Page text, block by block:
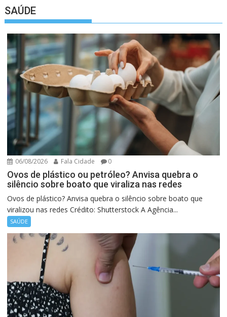
SAÚDE
06/08/2026 Fala Cidade 0
Ovos de plástico ou petróleo? Anvisa quebra o
silêncio sobre boato que viraliza nas redes
Ovos de plástico? Anvisa quebra o silêncio sobre boato que
viralizou nas redes Crédito: Shutterstock A Agência...
SAÚDE